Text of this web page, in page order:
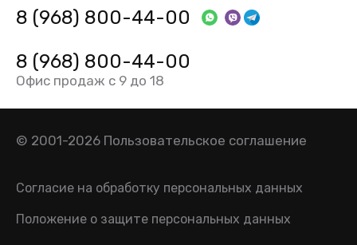
8 (968) 800-44-00
8 (968) 800-44-00
Офис продаж с 9 до 18
© 2001-2026 Пользовательское соглашение
Согласие на обработку персональных данных
Положение о защите персональных данных